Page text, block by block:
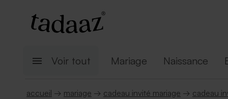
Voir tout Mariage Naissance
accueil → mariage → cadeau invité mariage → cadeau